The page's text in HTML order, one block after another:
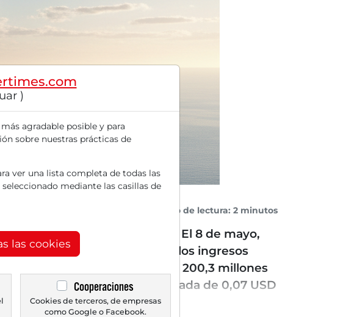
Tiempo de lectura: 2 minutos
y lanzamientos de cohetes. El 8 de mayo,
del primer trimestre, ya que los ingresos
hasta alcanzar un récord de 200,3 millones
% y una pérdida neta mejorada de 0,07 USD
año anterior, alcanzando...
)
agradable posible y para
sobre nuestras prácticas de
ver una lista completa de todas las
mediante las casillas de
las cookies
Cooperaciones
Cookies de terceros, de empresas
como Google o Facebook.